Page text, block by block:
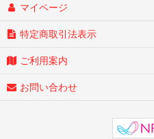
マイページ
特定商取引法表示
ご利用案内
お問い合わせ